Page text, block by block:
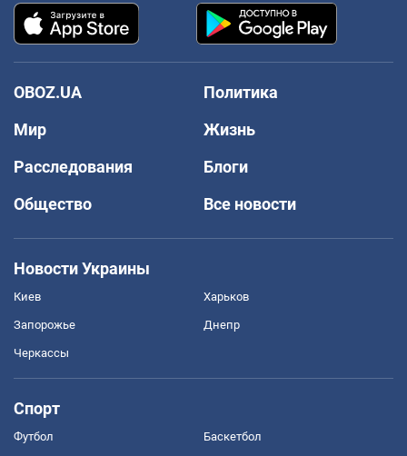
OBOZ.UA
Политика
Мир
Жизнь
Расследования
Блоги
Общество
Все новости
Новости Украины
Киев Харьков
Запорожье Днепр
Черкассы
Спорт
Футбол Баскетбол